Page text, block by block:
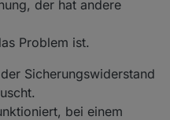
der hat andere
Problem ist.
Sicherungswiderstand
bei einem